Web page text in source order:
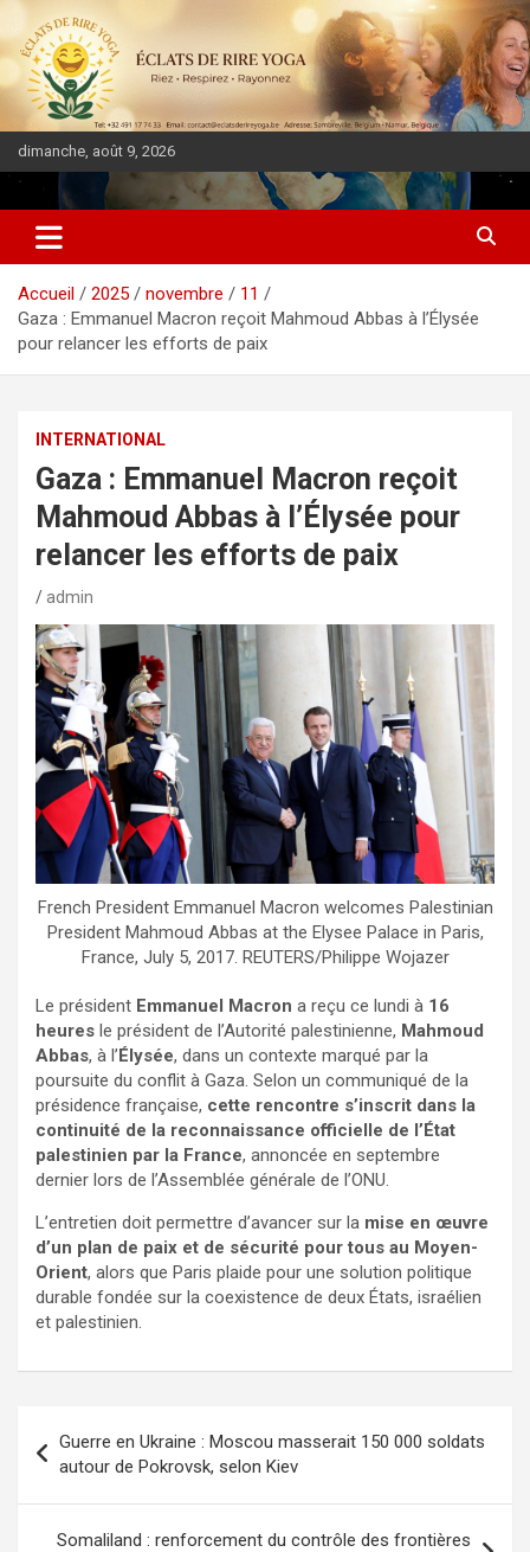
dimanche, août 9, 2026
DIASPORA PULSE
Accueil 2025 novembre
11
Gaza : Emmanuel Macron reçoit Mahmoud Abbas à l’Élysée
pour relancer les efforts de paix
INTERNATIONAL
Gaza : Emmanuel Macron reçoit
Mahmoud Abbas à l’Élysée pour
relancer les efforts de paix
admin
French President Emmanuel Macron welcomes Palestinian
President Mahmoud Abbas at the Elysee Palace in Paris,
France, July 5, 2017. REUTERS/Philippe Wojazer
Le président Emmanuel Macron a reçu ce lundi à 16
heures le président de l’Autorité palestinienne, Mahmoud
Abbas, à l’Élysée, dans un contexte marqué par la
poursuite du conflit à Gaza. Selon un communiqué de la
présidence française, cette rencontre s’inscrit dans la
continuité de la reconnaissance officielle de l’État
palestinien par la France, annoncée en septembre
dernier lors de l’Assemblée générale de l’ONU.
L’entretien doit permettre d’avancer sur la mise en œuvre
d’un plan de paix et de sécurité pour tous au Moyen-
Orient, alors que Paris plaide pour une solution politique
durable fondée sur la coexistence de deux États, israélien
et palestinien.
Guerre en Ukraine : Moscou masserait 150 000 soldats
autour de Pokrovsk, selon Kiev
Somaliland : renforcement du contrôle des frontières